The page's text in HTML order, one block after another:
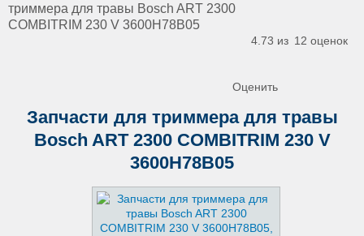
триммера для травы Bosch ART 2300
COMBITRIM 230 V 3600H78B05
4.73 из 12 оценок
Оценить
Запчасти для триммера для травы
Bosch ART 2300 COMBITRIM 230 V
3600H78B05